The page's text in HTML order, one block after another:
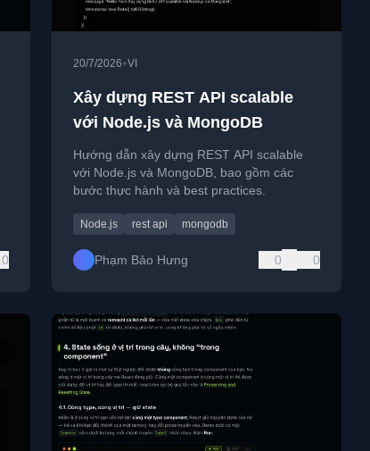
0
20/7/2026•VI
Xây dựng REST API scalable
với Node.js và MongoDB
Hướng dẫn xây dựng REST API scalable
với Node.js và MongoDB, bao gồm các
bước thực hành và best practices.
Node.js rest api mongodb
Phạm Bảo Hưng 0 0